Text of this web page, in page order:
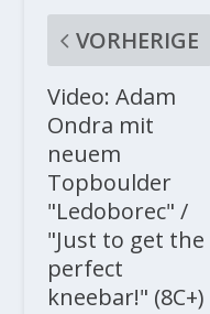
VORHERIGE
Video: Adam
Ondra mit
neuem
Topboulder
"Ledoborec" /
"Just to get the
perfect
kneebar!" (8C+)